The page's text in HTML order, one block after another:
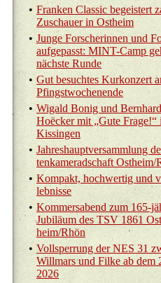
• Fran­ken Clas­sic be­geis­tert
Zu­schau­er in Ost­heim
• Junge For­sche­rin­nen und
auf­ge­passt: MINT-Camp
nächs­te Runde
• Gut be­such­tes Kur­kon­zert
Pfingst­wo­chen­en­de
• Wi­gald Bonig und Bern­hard
Hoëcker mit „Gute Frage!“
Kis­sin­gen
• Jah­res­haupt­ver­samm­lung
ten­ka­me­rad­schaft Ost­heim/
• Kom­pakt, hoch­wer­tig und
leb­nis­se
• Kom­mers­abend zum 165-
Ju­bi­lä­um des TSV 1861
heim/Rhön
• Voll­sper­rung der NES 31
Will­mars und Filke ab dem
2026